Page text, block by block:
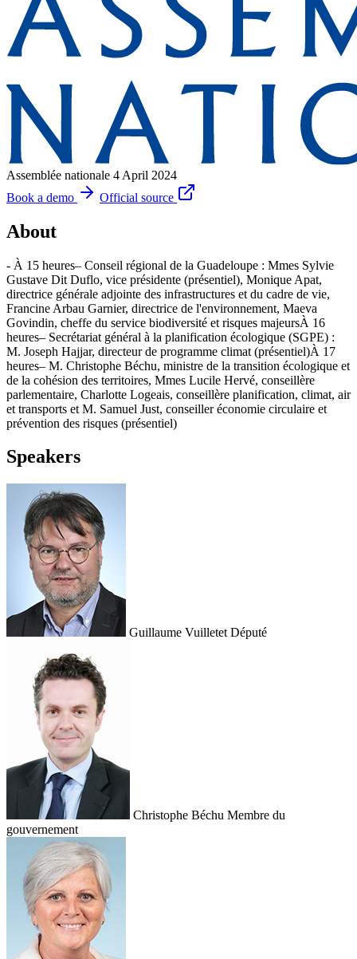
Assemblée nationale 4 April 2024
Book a demo
Official source
About
- À 15 heures– Conseil régional de la Guadeloupe : Mmes Sylvie
Gustave Dit Duflo, vice présidente (présentiel), Monique Apat,
directrice générale adjointe des infrastructures et du cadre de vie,
Francine Arbau Garnier, directrice de l'environnement, Maeva
Govindin, cheffe du service biodiversité et risques majeursÀ 16
heures– Secrétariat général à la planification écologique (SGPE) :
M. Joseph Hajjar, directeur de programme climat (présentiel)À 17
heures– M. Christophe Béchu, ministre de la transition écologique et
de la cohésion des territoires, Mmes Lucile Hervé, conseillère
parlementaire, Charlotte Logeais, conseillère planification, climat, air
et transports et M. Samuel Just, conseiller économie circulaire et
prévention des risques (présentiel)
Speakers
Guillaume Vuilletet Député
Christophe Béchu Membre du
gouvernement